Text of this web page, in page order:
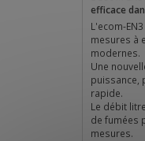
efficace
L'ecom-
mesures à
modernes.
Une
puissance,
rapide.
Le débit
de fumées
mesures.